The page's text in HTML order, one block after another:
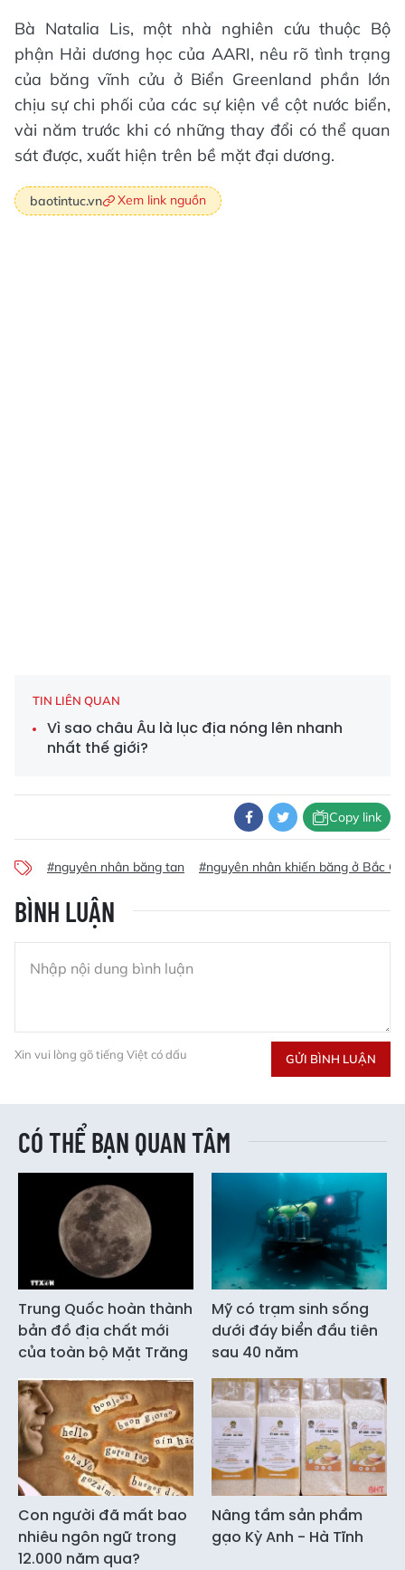
Bà Natalia Lis, một nhà nghiên cứu thuộc Bộ
phận Hải dương học của AARI, nêu rõ tình trạng
của băng vĩnh cửu ở Biển Greenland phần lớn
chịu sự chi phối của các sự kiện về cột nước biển,
vài năm trước khi có những thay đổi có thể quan
sát được, xuất hiện trên bề mặt đại dương.
baotintuc.vn Xem link nguồn
TIN LIÊN QUAN
Vì sao châu Âu là lục địa nóng lên nhanh
nhất thế giới?
Copy link
#nguyên nhân băng tan #nguyên nhân khiến băng ở Bắc
BÌNH LUẬN
Xin vui lòng gõ tiếng Việt có dấu GỬI BÌNH LUẬN
CÓ THỂ BẠN QUAN TÂM
Trung Quốc hoàn thành
bản đồ địa chất mới
của toàn bộ Mặt Trăng
Mỹ có trạm sinh sống
dưới đáy biển đầu tiên
sau 40 năm
Con người đã mất bao
nhiêu ngôn ngữ trong
12.000 năm qua?
Nâng tầm sản phẩm
gạo Kỳ Anh - Hà Tĩnh